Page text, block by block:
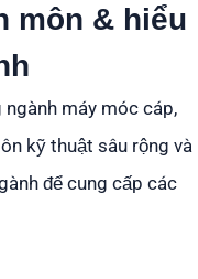
môn & hiểu
máy móc cáp,
kỹ thuật sâu rộng và
để cung cấp các